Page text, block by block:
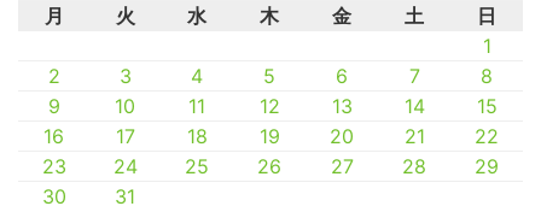
月
火 水 木 金 土
日
1
2
3 4 5 6 7
8
9
10 11 12 13 14
15
16
17 18 19 20 21
22
23
24 25 26 27 28
29
30
31